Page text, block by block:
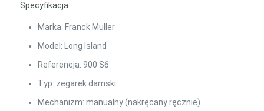
Specyfikacja:
Marka: Franck Muller
Model: Long Island
Referencja: 900 S6
Typ: zegarek damski
Mechanizm: manualny (nakręcany ręcznie)